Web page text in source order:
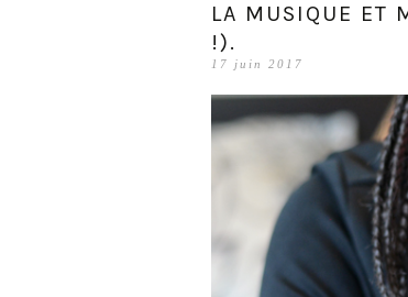
LA MUSIQUE ET
!).
17 juin 2017